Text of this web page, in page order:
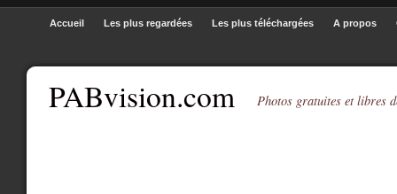
PABvision.com Photos gratuites et libres
Accueil Les plus regardées Les plus téléchargées A propos